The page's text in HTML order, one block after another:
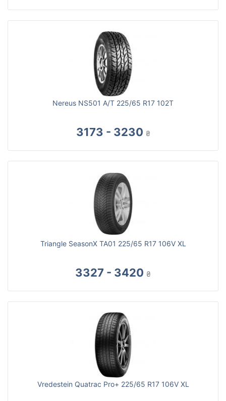
Nereus NS501 A/T 225/65 R17 102T
3173 - 3230 ₴
Triangle SeasonX TA01 225/65 R17 106V XL
3327 - 3420 ₴
Vredestein Quatrac Pro+ 225/65 R17 106V XL